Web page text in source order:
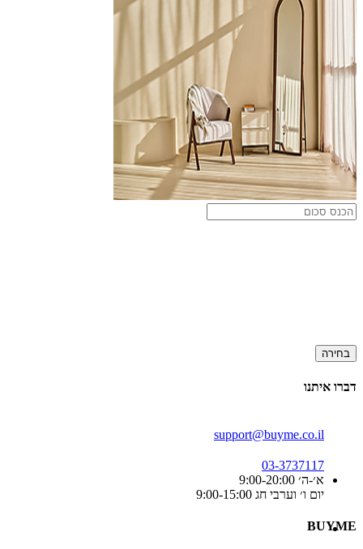
בחירה
דברו איתנו
support@buyme.co.il
03-3737117
א׳-ה׳ 9:00-20:00
יום ו׳ וערבי חג 9:00-15:00
BUYME